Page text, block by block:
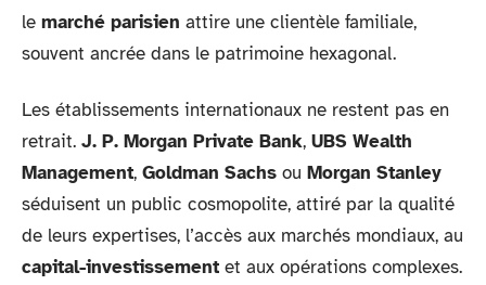
le marché parisien attire une clientèle familiale,
souvent ancrée dans le patrimoine hexagonal.
Les établissements internationaux ne restent pas en
retrait. J. P. Morgan Private Bank, UBS Wealth
Management, Goldman Sachs ou Morgan Stanley
séduisent un public cosmopolite, attiré par la qualité
de leurs expertises, l’accès aux marchés mondiaux, au
capital-investissement et aux opérations complexes.